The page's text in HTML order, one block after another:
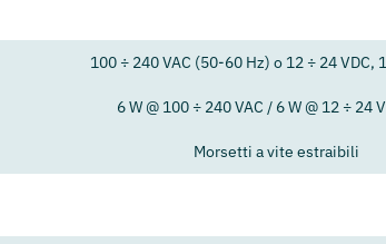
100 ÷ 240 VAC (50-60 Hz) o 12 ÷ 24 VDC,
6 W @ 100 ÷ 240 VAC / 6 W @ 12 ÷ 24
Morsetti a vite estraibili